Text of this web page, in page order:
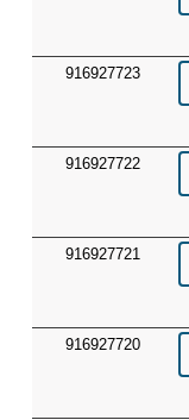
916927723
916927722
916927721
916927720